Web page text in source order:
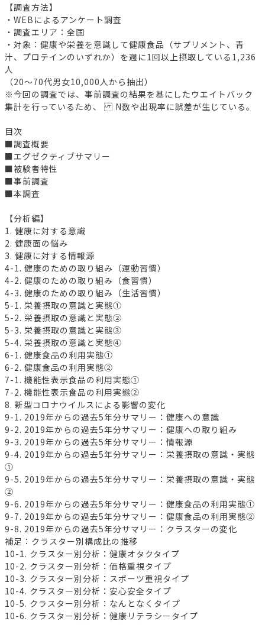
【調査方法】
・WEBによるアンケート調査
・調査エリア：全国
・対象：健康や栄養を意識して健康食品（サプリメント、青
汁、プロテインのいずれか）を週に1回以上摂取している1,236
人
（20～70代男女10,000人から抽出）
※今回の調査では、事前調査の結果を基にしたウエイトバック
集計を行っているため、 N数や出現率に誤差が生じている。
目次
■調査概要
■エグゼクティブサマリー
■被験者特性
■事前調査
■本調査
【分析編】
1. 健康に対する意識
2. 健康面の悩み
3. 健康に対する情報源
4-1. 健康のための取り組み（運動習慣）
4-2. 健康のための取り組み（食習慣）
4-3. 健康のための取り組み（生活習慣）
5-1. 栄養摂取の意識と実態①
5-2. 栄養摂取の意識と実態②
5-3. 栄養摂取の意識と実態③
5-4. 栄養摂取の意識と実態④
6-1. 健康食品の利用実態①
6-2. 健康食品の利用実態②
7-1. 機能性表示食品の利用実態①
7-2. 機能性表示食品の利用実態②
8. 新型コロナウイルスによる影響の変化
9-1. 2019年からの過去5年分サマリー：健康への意識
9-2. 2019年からの過去5年分サマリー：健康への取り組み
9-3. 2019年からの過去5年分サマリー：情報源
9-4. 2019年からの過去5年分サマリー：栄養摂取の意識・実態
①
9-5. 2019年からの過去5年分サマリー：栄養摂取の意識・実態
②
9-6. 2019年からの過去5年分サマリー：健康食品の利用実態①
9-7. 2019年からの過去5年分サマリー：健康食品の利用実態②
9-8. 2019年からの過去5年分サマリー：クラスターの変化
補足：クラスター別構成比の推移
10-1. クラスター別分析：健康オタクタイプ
10-2. クラスター別分析：価格重視タイプ
10-3. クラスター別分析：スポーツ重視タイプ
10-4. クラスター別分析：安心安全タイプ
10-5. クラスター別分析：なんとなくタイプ
10-6. クラスター別分析：健康リテラシータイプ